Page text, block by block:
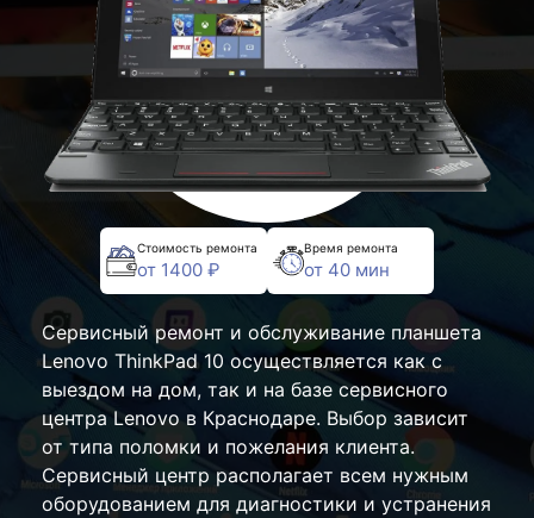
Стоимость ремонта
от 1400 ₽
Время ремонта
от 40 мин
Сервисный ремонт и обслуживание планшета
Lenovo ThinkPad 10 осуществляется как с
выездом на дом, так и на базе сервисного
центра Lenovo в Краснодаре. Выбор зависит
от типа поломки и пожелания клиента.
Сервисный центр располагает всем нужным
оборудованием для диагностики и устранения